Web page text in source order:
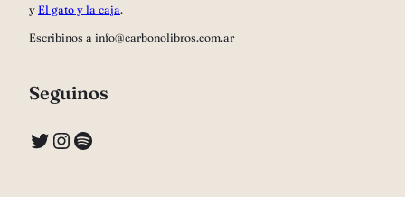
y El gato y la caja.
Escribinos a info@carbonolibros.com.ar
Seguinos
Twitter InstagramSpotify